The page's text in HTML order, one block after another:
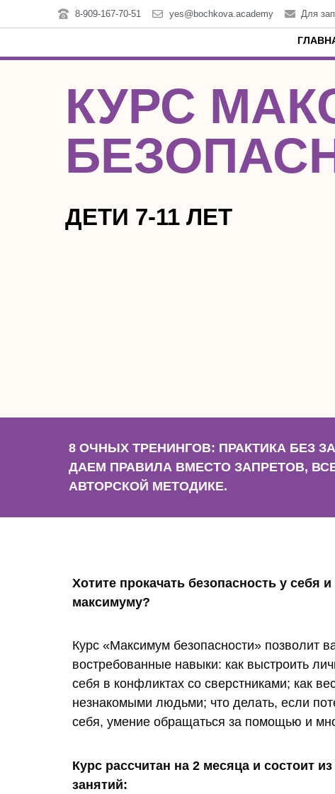
8-909-167-70-51 yes@bochkova.academy Для
КУРС
ДЕТИ 7-11 ЛЕТ
8 ОЧНЫХ ТРЕНИНГОВ: ПРАКТИКА БЕЗ
ДАЕМ ПРАВИЛА ВМЕСТО ЗАПРЕТОВ,
АВТОРСКОЙ МЕТОДИКЕ.
Хотите прокачать безопасность у себя
максимуму?
Курс «Максимум безопасности» позволит
востребованные навыки: как выстроить
себя в конфликтах со сверстниками; как
незнакомыми людьми; что делать, если
себя, умение обращаться за помощью и
Курс рассчитан на 2 месяца и состоит
занятий: